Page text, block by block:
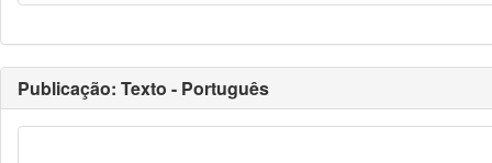
Publicação: Texto - Português